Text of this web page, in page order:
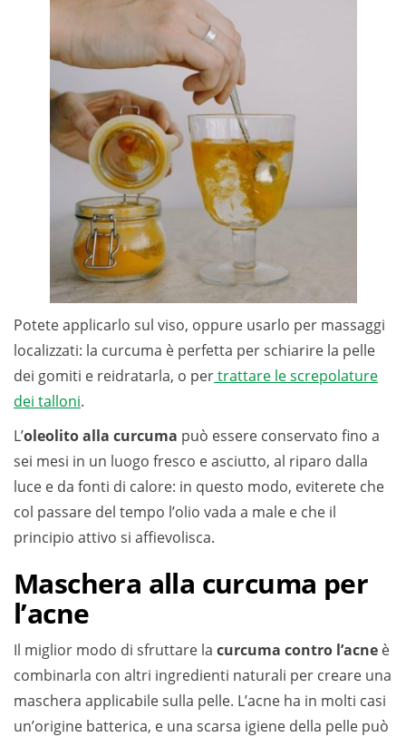
Potete applicarlo sul viso, oppure usarlo per massaggi
localizzati: la curcuma è perfetta per schiarire la pelle
dei gomiti e reidratarla, o pertrattare le screpolature
dei talloni.
L’oleolito alla curcuma può essere conservato fino a
sei mesi in un luogo fresco e asciutto, al riparo dalla
luce e da fonti di calore: in questo modo, eviterete che
col passare del tempo l’olio vada a male e che il
principio attivo si affievolisca.
Maschera alla curcuma per
l’acne
Il miglior modo di sfruttare la curcuma contro l’acne è
combinarla con altri ingredienti naturali per creare una
maschera applicabile sulla pelle. L’acne ha in molti casi
un’origine batterica, e una scarsa igiene della pelle può